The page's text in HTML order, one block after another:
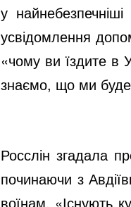
у
усвідомлення
«чому ви їздите в
знаємо, що ми
Росслін згадала
починаючи з
воїнам. «Існують